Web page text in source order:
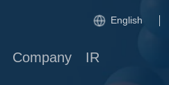
English
Company IR